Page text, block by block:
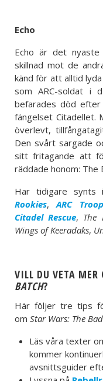
Echo
Echo är det
skillnad mot de
känd för att alltid
som ARC-soldat i
befarades död
fängelset Citadellet.
överlevt,
Den svårt sargade
sitt fritagande att
räddade honom: The
Har tidigare synts
Rookies,ARC
Citadel Rescue, The
Wings of Keeradaks,
VILL DU VETA MER
BATCH?
Här följer tre tips
om Star Wars: The
Läs våra texter
kommer
avsnittsguider